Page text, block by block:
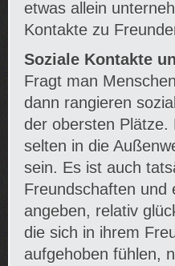
etwas allein
Kontakte zu
Soziale Kontakte
Fragt man
dann rangieren
der obersten
selten in die
sein. Es ist auch
Freundschaften und
angeben, relativ
die sich in ihrem
aufgehoben fühlen,